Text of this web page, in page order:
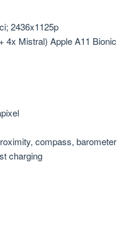
2436x1125p
4x Mistral) Apple A11 Bionic
compass, barometer
charging